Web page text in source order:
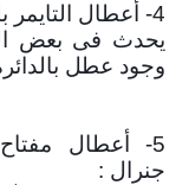
4- أعطال التايمر بالغسالة جنرال :
يحدث فى بعض
وجود عطل
5- أعطال
جنرال :